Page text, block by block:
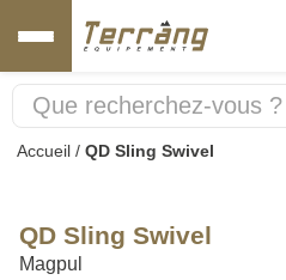
Accueil / QD Sling Swivel
QD Sling Swivel
Magpul